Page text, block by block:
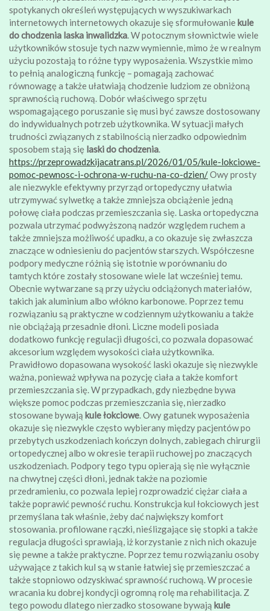
spotykanych określeń występujących w wyszukiwarkach
internetowych internetowych okazuje się sformułowaniekule
do chodzenia laska inwalidzka. W potocznym słownictwie wiele
użytkowników stosuje tych nazw wymiennie, mimo że w realnym
użyciu pozostają to różne typy wyposażenia. Wszystkie mimo
to pełnią analogiczną funkcję – pomagają zachować
równowagę a także ułatwiają chodzenie ludziom ze obniżoną
sprawnością ruchową. Dobór właściwego sprzętu
wspomagającego poruszanie się musi być zawsze dostosowany
do indywidualnych potrzeb użytkownika. W sytuacji małych
trudności związanych z stabilnością nierzadko odpowiednim
sposobem stają się laski do chodzenia.
https://przeprowadzkijacatrans.pl/2026/01/05/kule-lokciowe-
pomoc-pewnosc-i-ochrona-w-ruchu-na-co-dzien/Owy prosty
ale niezwykle efektywny przyrząd ortopedyczny ułatwia
utrzymywać sylwetkę a także zmniejsza obciążenie jedną
połowę ciała podczas przemieszczania się. Laska ortopedyczna
pozwala utrzymać podwyższoną nadzór względem ruchem a
także zmniejsza możliwość upadku, a co okazuje się zwłaszcza
znaczące w odniesieniu do pacjentów starszych. Współczesne
podpory medyczne różnią się istotnie w porównaniu do
tamtych które zostały stosowane wiele lat wcześniej temu.
Obecnie wytwarzane są przy użyciu odciążonych materiałów,
takich jak aluminium albo włókno karbonowe. Poprzez temu
rozwiązaniu są praktyczne w codziennym użytkowaniu a także
nie obciążają przesadnie dłoni. Liczne modeli posiada
dodatkowo funkcję regulacji długości, co pozwala dopasować
akcesorium względem wysokości ciała użytkownika.
Prawidłowo dopasowana wysokość laski okazuje się niezwykle
ważna, ponieważ wpływa na pozycję ciała a także komfort
przemieszczania się. W przypadkach, gdy niezbędne bywa
większe pomoc podczas przemieszczania się, nierzadko
stosowane bywają kule łokciowe. Owy gatunek wyposażenia
okazuje się niezwykle często wybierany między pacjentów po
przebytych uszkodzeniach kończyn dolnych, zabiegach chirurgii
ortopedycznej albo w okresie terapii ruchowej po znaczących
uszkodzeniach. Podpory tego typu opierają się nie wyłącznie
na chwytnej części dłoni, jednak także na poziomie
przedramieniu, co pozwala lepiej rozprowadzić ciężar ciała a
także poprawić pewność ruchu. Konstrukcja kul łokciowych jest
przemyślana tak właśnie, żeby dać największy komfort
stosowania. profilowane rączki, nieślizgające się stopki a także
regulacja długości sprawiają, iż korzystanie z nich nich okazuje
się pewne a także praktyczne. Poprzez temu rozwiązaniu osoby
używające z takich kul są w stanie łatwiej się przemieszczać a
także stopniowo odzyskiwać sprawność ruchową. W procesie
wracania ku dobrej kondycji ogromną rolę ma rehabilitacja. Z
tego powodu dlatego nierzadko stosowane bywają kule